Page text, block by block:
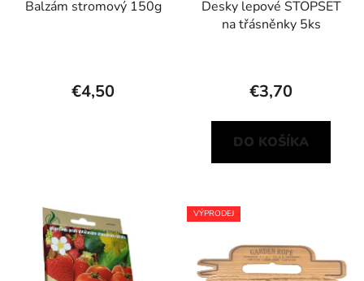
Balzám stromový 150g
€4,50
Desky lepové STOPSET
na třásněnky 5ks
€3,70
DO KOŠÍKA
VÝPRODEJ